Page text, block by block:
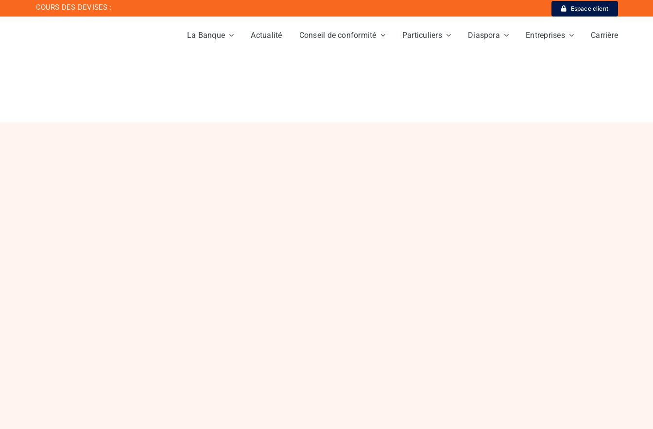
au
COURS DES DEVISES : Espace client
La Banque Actualité Conseil de conformité Particuliers Diaspora Entreprises Carrière